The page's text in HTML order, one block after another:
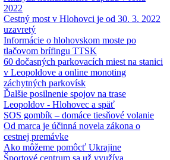
2022
Cestný most v Hlohovci je od 30. 3. 2022
uzavretý
Informácie o hlohovskom moste po
tlačovom brífingu TTSK
60 dočasných parkovacích miest na stanici
v Leopoldove a online monoting
záchytných parkovísk
Ďalšie posilnenie spojov na trase
Leopoldov - Hlohovec a späť
SOS gombík – domáce tiesňové volanie
Od marca je účinná novela zákona o
cestnej premávke
Ako môžeme pomôcť Ukrajine
Športové centrum sa už využíva